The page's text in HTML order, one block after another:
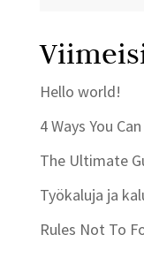
Hello world!
4 Ways You
The Ultimate
Työkaluja ja
Rules Not To